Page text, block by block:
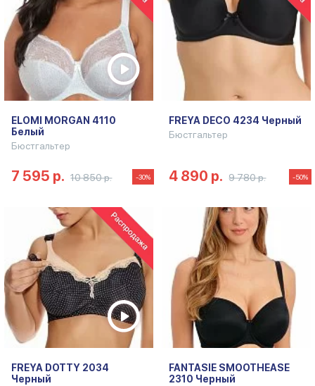
ELOMI MORGAN 4110
Белый
Бюстгальтер
7 595 р. 10 850 р. -30%
FREYA DECO 4234 Черный
Бюстгальтер
4 890 р. 9 780 р. -50%
FREYA DOTTY 2034
Черный
FANTASIE SMOOTHEASE
2310 Черный